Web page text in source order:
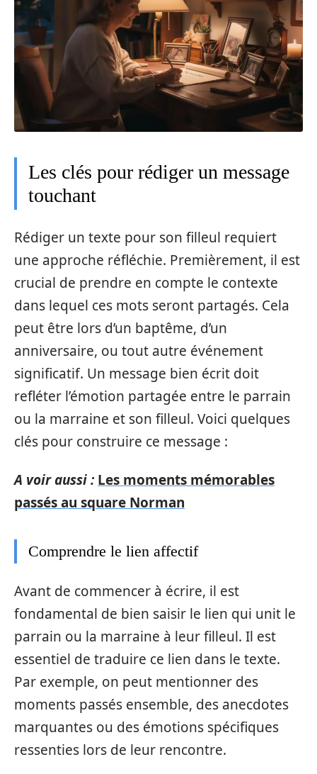
Les clés pour rédiger un message
touchant
Rédiger un texte pour son filleul requiert
une approche réfléchie. Premièrement, il est
crucial de prendre en compte le contexte
dans lequel ces mots seront partagés. Cela
peut être lors d’un baptême, d’un
anniversaire, ou tout autre événement
significatif. Un message bien écrit doit
refléter l’émotion partagée entre le parrain
ou la marraine et son filleul. Voici quelques
clés pour construire ce message :
A voir aussi : Les moments mémorables
passés au square Norman
Comprendre le lien affectif
Avant de commencer à écrire, il est
fondamental de bien saisir le lien qui unit le
parrain ou la marraine à leur filleul. Il est
essentiel de traduire ce lien dans le texte.
Par exemple, on peut mentionner des
moments passés ensemble, des anecdotes
marquantes ou des émotions spécifiques
ressenties lors de leur rencontre.